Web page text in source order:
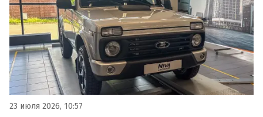
и программам компании Леонид Орлов.
23 июля 2026, 10:57